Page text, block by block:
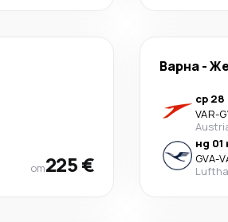
от225 €
Варна-
ср
VAR-
нд 01
GVA-